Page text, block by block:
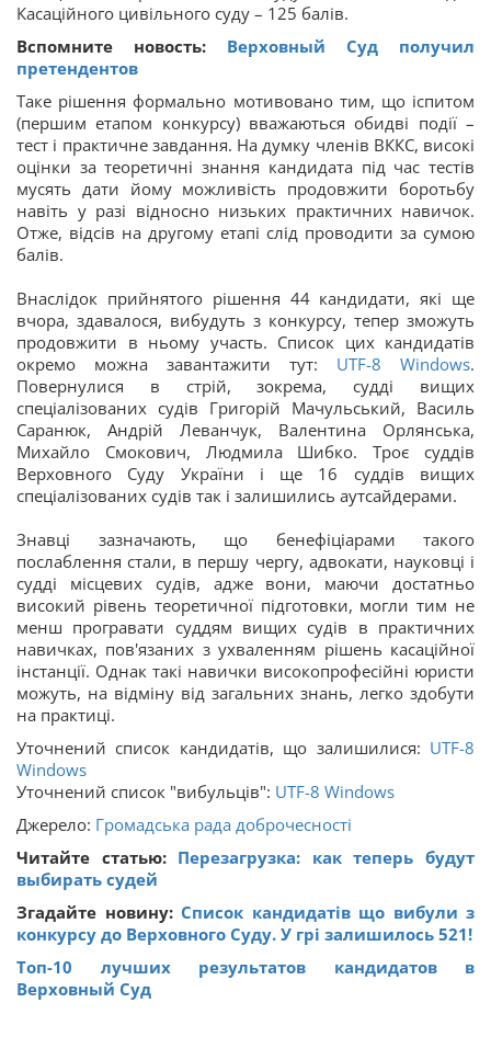
Касаційного цивільного суду – 125 балів.
Вспомните новость: Верховный Суд получил
претендентов
Таке рішення формально мотивовано тим, що іспитом
(першим етапом конкурсу) вважаються обидві події –
тест і практичне завдання. На думку членів ВККС, високі
оцінки за теоретичні знання кандидата під час тестів
мусять дати йому можливість продовжити боротьбу
навіть у разі відносно низьких практичних навичок.
Отже, відсів на другому етапі слід проводити за сумою
балів.
Внаслідок прийнятого рішення 44 кандидати, які ще
вчора, здавалося, вибудуть з конкурсу, тепер зможуть
продовжити в ньому участь. Список цих кандидатів
окремо можна завантажити тут: UTF-8 Windows.
Повернулися в стрій, зокрема, судді вищих
спеціалізованих судів Григорій Мачульський, Василь
Саранюк, Андрій Леванчук, Валентина Орлянська,
Михайло Смокович, Людмила Шибко. Троє суддів
Верховного Суду України і ще 16 суддів вищих
спеціалізованих судів так і залишились аутсайдерами.
Знавці зазначають, що бенефіціарами такого
послаблення стали, в першу чергу, адвокати, науковці і
судді місцевих судів, адже вони, маючи достатньо
високий рівень теоретичної підготовки, могли тим не
менш програвати суддям вищих судів в практичних
навичках, пов'язаних з ухваленням рішень касаційної
інстанції. Однак такі навички високопрофесійні юристи
можуть, на відміну від загальних знань, легко здобути
на практиці.
Уточнений список кандидатів, що залишилися: UTF-8
Windows
Уточнений список "вибульців": UTF-8 Windows
Джерело: Громадська рада доброчесності
Читайте статью: Перезагрузка: как теперь будут
выбирать судей
Згадайте новину: Список кандидатів що вибули з
конкурсу до Верховного Суду. У грі залишилось 521!
Топ-10 лучших результатов кандидатов в
Верховный Суд